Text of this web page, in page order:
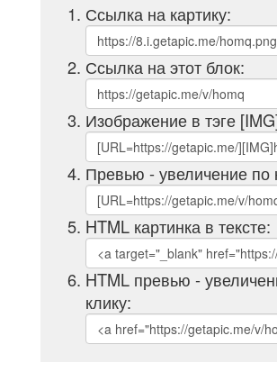
Ссылка на картику:
Ссылка на этот блок:
Изображение в тэге
Превью - увеличение по
HTML картинка в тексте:
HTML превью -
клику: